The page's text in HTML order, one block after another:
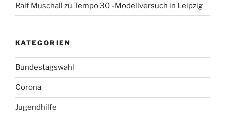
Ralf Muschall zu Tempo 30 -Modellversuch in Leipzig
KATEGORIEN
Bundestagswahl
Corona
Jugendhilfe